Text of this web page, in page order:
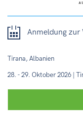
Anmeldung zur
Tirana, Albanien
28. - 29. Oktober 2026 |